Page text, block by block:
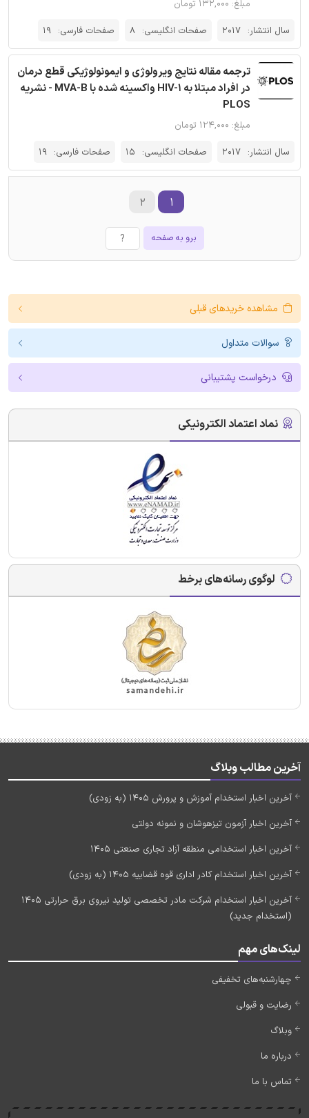
مبلغ: ۱۳۲,۰۰۰ تومان
سال انتشار: 2017 صفحات انگلیسی: 8 صفحات فارسی: 19
ترجمه مقاله نتایج ویرولوژی و ایمونولوژیکی قطع درمان
در افراد مبتلا به HIV-1 واکسینه شده با MVA-B - نشریه
PLOS
مبلغ: ۱۲۴,۰۰۰ تومان
سال انتشار: 2017 صفحات انگلیسی: 15 صفحات فارسی: 19
برو به صفحه
۱ ۲
مشاهده خریدهای قبلی
سوالات متداول
درخواست پشتیبانی
نماد اعتماد الکترونیکی
لوگوی رسانه‌های برخط
آخرین مطالب وبلاگ
آخرین اخبار استخدام آموزش و پرورش 1405 (به زودی)
آخرین اخبار آزمون تیزهوشان و نمونه دولتی
آخرین اخبار استخدامی منطقه آزاد تجاری صنعتی 1405
آخرین اخبار استخدام کادر اداری قوه قضاییه 1405 (به زودی)
آخرین اخبار استخدام شرکت مادر تخصصی تولید نیروی برق حرارتی 1405
(استخدام جدید)
لینک‌های مهم
چهارشنبه‌های تخفیفی
رضایت و قبولی
وبلاگ
درباره ما
تماس با ما